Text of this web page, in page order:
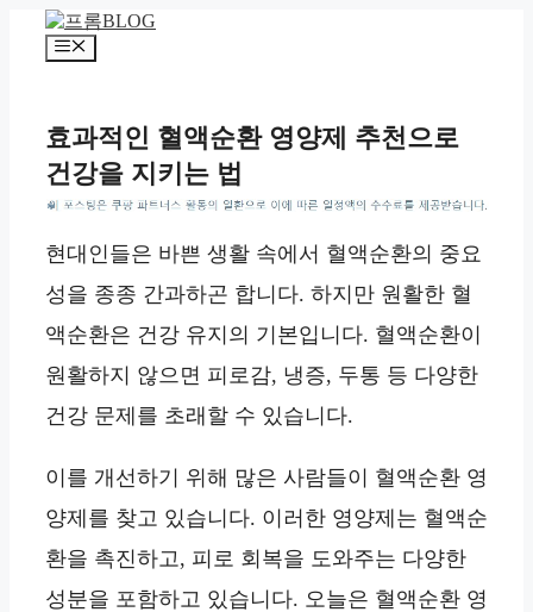
메
효과적인 혈액순환 영양제 추천으로
건강을 지키는 법
*
현대인들은 바쁜 생활 속에서 혈액순환의 중요
성을 종종 간과하곤 합니다. 하지만 원활한 혈
액순환은 건강 유지의 기본입니다. 혈액순환이
원활하지 않으면 피로감, 냉증, 두통 등 다양한
건강 문제를 초래할 수 있습니다.
이를 개선하기 위해 많은 사람들이 혈액순환 영
양제를 찾고 있습니다. 이러한 영양제는 혈액순
환을 촉진하고, 피로 회복을 도와주는 다양한
성분을 포함하고 있습니다. 오늘은 혈액순환 영